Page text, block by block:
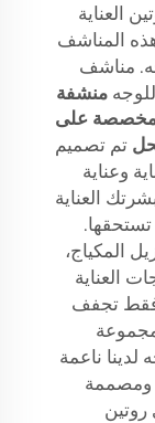
العناية
المناشف
مناشف
منشفة
مخصصة على
تم تصميم
وعناية
العناية
تستحقها.
المكياج،
العناية
فقط تجفف
ناعمة
ومصممة